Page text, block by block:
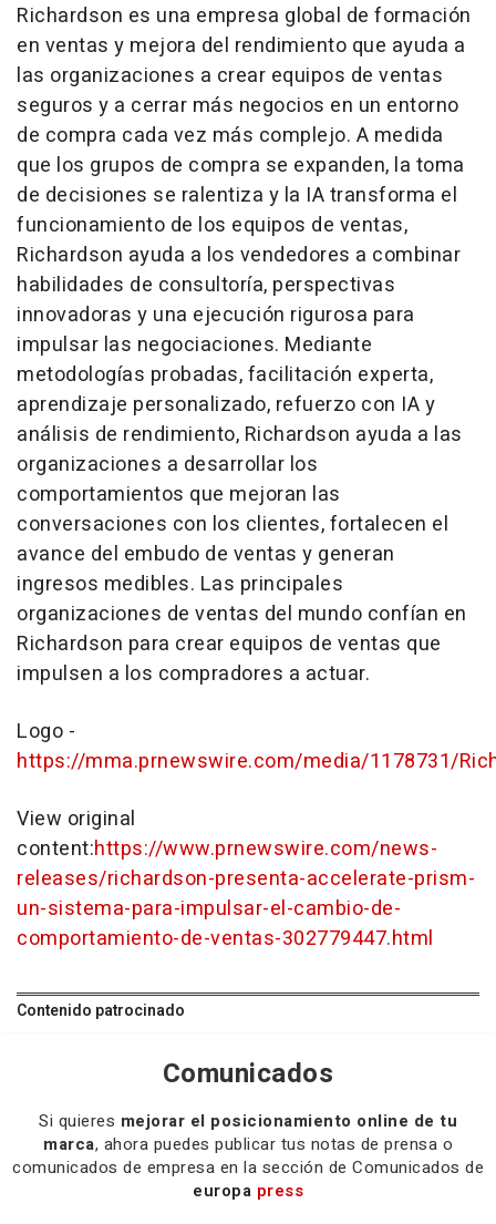
Richardson es una empresa global de formación
en ventas y mejora del rendimiento que ayuda a
las organizaciones a crear equipos de ventas
seguros y a cerrar más negocios en un entorno
de compra cada vez más complejo. A medida
que los grupos de compra se expanden, la toma
de decisiones se ralentiza y la IA transforma el
funcionamiento de los equipos de ventas,
Richardson ayuda a los vendedores a combinar
habilidades de consultoría, perspectivas
innovadoras y una ejecución rigurosa para
impulsar las negociaciones. Mediante
metodologías probadas, facilitación experta,
aprendizaje personalizado, refuerzo con IA y
análisis de rendimiento, Richardson ayuda a las
organizaciones a desarrollar los
comportamientos que mejoran las
conversaciones con los clientes, fortalecen el
avance del embudo de ventas y generan
ingresos medibles. Las principales
organizaciones de ventas del mundo confían en
Richardson para crear equipos de ventas que
impulsen a los compradores a actuar.
Logo -
https://mma.prnewswire.com/media/1178731/
View original
content:https://www.prnewswire.com/news-
releases/richardson-presenta-accelerate-prism-
un-sistema-para-impulsar-el-cambio-de-
comportamiento-de-ventas-302779447.html
Contenido patrocinado
Comunicados
Si quieres mejorar el posicionamiento online de tu
marca, ahora puedes publicar tus notas de prensa o
comunicados de empresa en la sección de Comunicados de
europa press